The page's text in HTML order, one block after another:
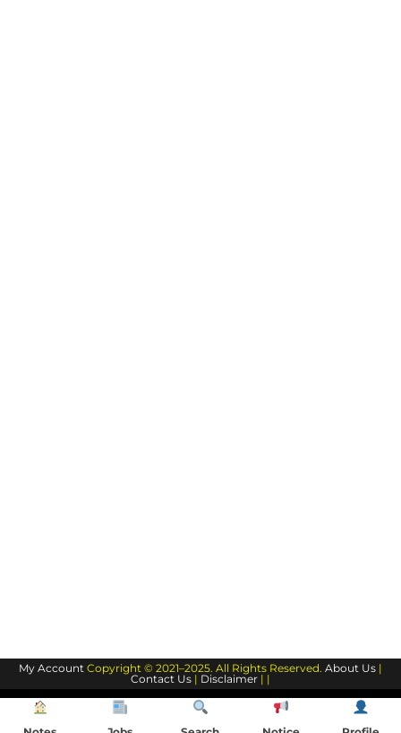
My Account Copyright © 2021–2025. All Rights Reserved. About Us |
Contact Us | Disclaimer | |